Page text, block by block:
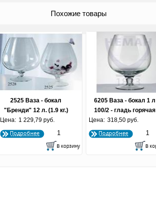
Похожие товары
2525 Ваза - бокал
"Бренди" 12 л. (1.9 кг.)
Цена: 1 229,79 руб.
Подробнее
6205 Ваза - бокал 1 л
100/2 - гладь горячая
отрезка (по 6 шт.)
Цена: 318,50 руб.
Подробнее